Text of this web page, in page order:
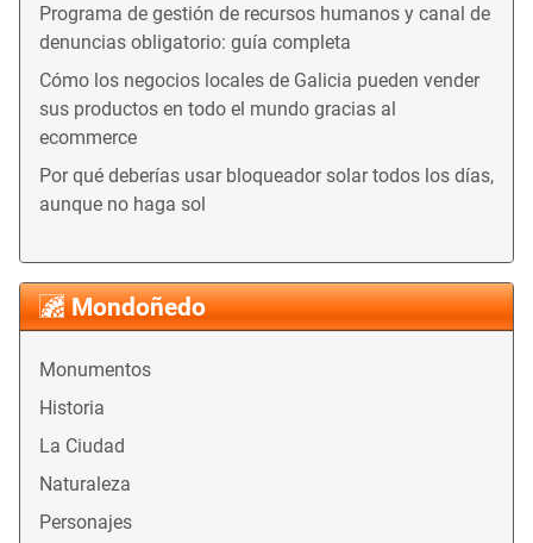
Mondoñedo
Monumentos
Historia
La Ciudad
Naturaleza
Personajes
Programa de gestión de recursos humanos y canal de
denuncias obligatorio: guía completa
Cómo los negocios locales de Galicia pueden vender
sus productos en todo el mundo gracias al
ecommerce
Por qué deberías usar bloqueador solar todos los días,
aunque no haga sol